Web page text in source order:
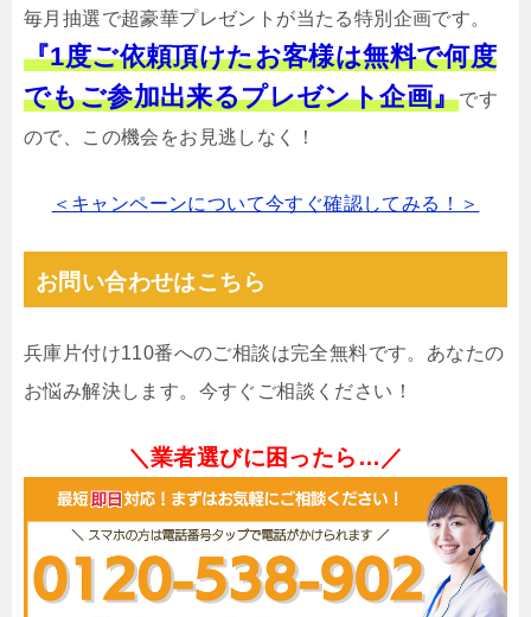
毎月抽選で超豪華プレゼントが当たる特別企画です。
『1度ご依頼頂けたお客様は無料で何度
でもご参加出来るプレゼント企画』です
ので、この機会をお見逃しなく！
＜キャンペーンについて今すぐ確認してみる！＞
お問い合わせはこちら
兵庫片付け110番へのご相談は完全無料です。あなたの
お悩み解決します。今すぐご相談ください！
＼業者選びに困ったら…／